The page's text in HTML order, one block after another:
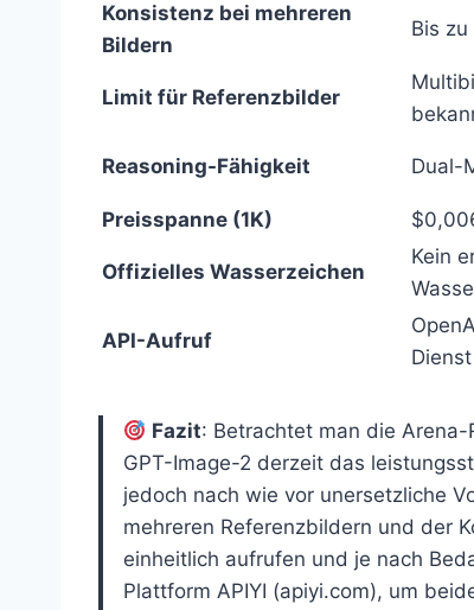
Konsistenz bei mehreren
Bildern
Bis
Limit für Referenzbilder
Reasoning-Fähigkeit Dual-
Preisspanne (1K)
Offizielles Wasserzeichen
Kein
API-Aufruf
Dienst
Fazit: Betrachtet man die
GPT-Image-2 derzeit das
jedoch nach wie vor unersetzliche
mehreren Referenzbildern und der
einheitlich aufrufen und je nach
Plattform APIYI (apiyi.com), um